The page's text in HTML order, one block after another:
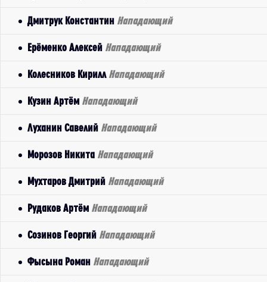
Дмитрук Константин Нападающий
Ерёменко Алексей Нападающий
Колесников Кирилл Нападающий
Кузин Артём Нападающий
Луханин Савелий Нападающий
Морозов Никита Нападающий
Мухтаров Дмитрий Нападающий
Рудаков Артём Нападающий
Созинов Георгий Нападающий
Фысына Роман Нападающий